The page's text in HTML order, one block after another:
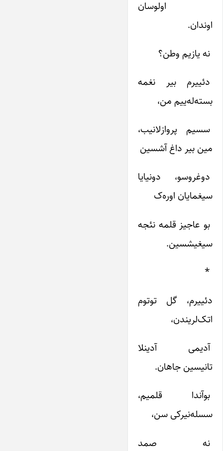
اولوسان‌
اوندان‌.
نه‌ یازیم‌ وطن‌؟
دئییرم‌ بیر نغمه‌
بسته‌له‌ییم‌ من‌،
سسیم‌ پروازلانیب‌،
مین‌ بیر داغ‌ آشسین‌
دوغروسو، دونیایا
سیغمایان‌ اوره‌ک‌
بو عاجیز قلمه‌ نئجه‌
سیغیشسین‌.
*
دئییرم‌، گل‌ توتوم‌
اتک‌لریندن‌،
آدیمی‌ آدینلا
تانیسین‌ جاهان‌.
بوآندا قلمیم‌،
سسله‌نیرکی‌ سن‌،
نه‌ صمد